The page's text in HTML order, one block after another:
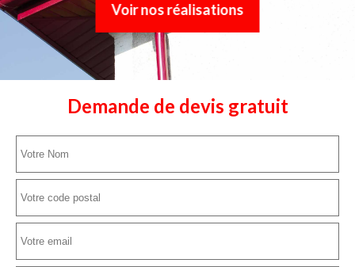
Voir nos réalisations
Demande de devis gratuit